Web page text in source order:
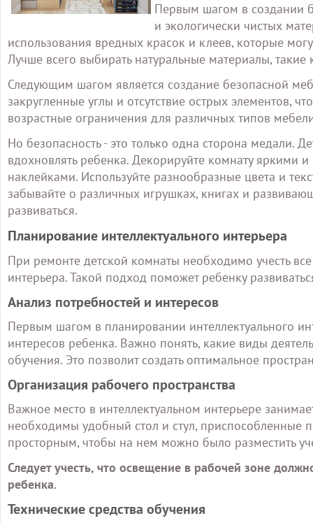
Первым шагом в создании
и экологически чистых
использования вредных красок и клеев, которые
Лучше всего выбирать натуральные материалы,
Следующим шагом является создание безопасной
закругленные углы и отсутствие острых элементов,
возрастные ограничения для различных типов
Но безопасность - это только одна сторона медали.
вдохновлять ребенка. Декорируйте комнату яркими
наклейками. Используйте разнообразные цвета и
забывайте о различных игрушках, книгах и
развиваться.
Планирование интеллектуального интерьера
При ремонте детской комнаты необходимо учесть
интерьера. Такой подход поможет ребенку
Анализ потребностей и интересов
Первым шагом в планировании интеллектуального
интересов ребенка. Важно понять, какие виды
обучения. Это позволит создать оптимальное
Организация рабочего пространства
Важное место в интеллектуальном интерьере
необходимы удобный стол и стул, приспособленные
просторным, чтобы на нем можно было разместить
Следует учесть, что освещение в рабочей зоне
ребенка.
Технические средства обучения